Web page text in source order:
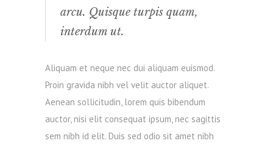
arcu. Quisque turpis quam,
interdum ut.
Aliquam et neque nec dui aliquam euismod.
Proin gravida nibh vel velit auctor aliquet.
Aenean sollicitudin, lorem quis bibendum
auctor, nisi elit consequat ipsum, nec sagittis
sem nibh id elit. Duis sed odio sit amet nibh